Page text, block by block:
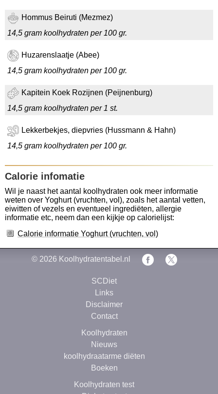
Hommus Beiruti (Mezmez)
14,5 gram koolhydraten per 100 gr.
Huzarenslaatje (Abee)
14,5 gram koolhydraten per 100 gr.
Kapitein Koek Rozijnen (Peijnenburg)
14,5 gram koolhydraten per 1 st.
Lekkerbekjes, diepvries (Hussmann & Hahn)
14,5 gram koolhydraten per 100 gr.
Calorie infomatie
Wil je naast het aantal koolhydraten ook meer informatie
weten over Yoghurt (vruchten, vol), zoals het aantal vetten,
eiwitten of vezels en eventueel ingrediëten, allergie
informatie etc, neem dan een kijkje op calorielijst:
Calorie informatie Yoghurt (vruchten, vol)
© 2026 Koolhydratentabel.nl
SCDiet
Links
Disclaimer
Contact
Koolhydraten
Nieuws
koolhydraatarme diëten
Boeken
Koolhydraten test